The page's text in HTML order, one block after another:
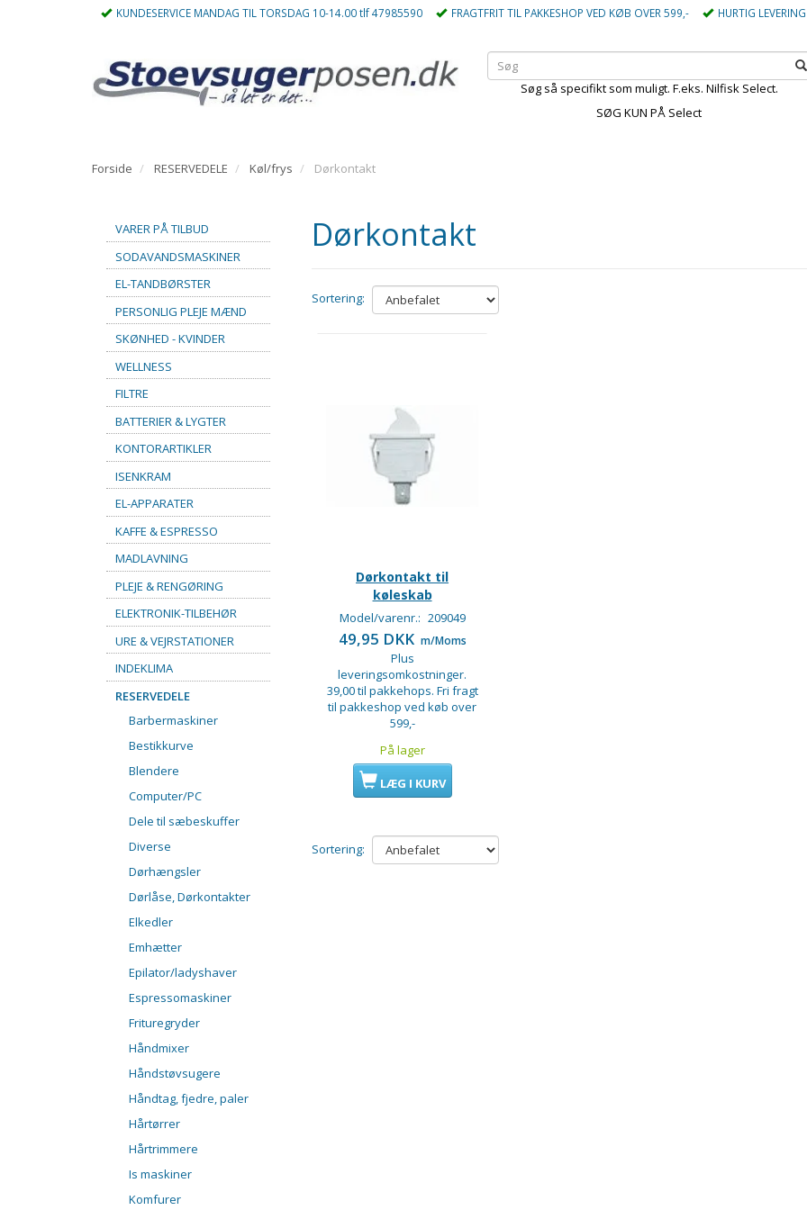
KUNDESERVICE MANDAG TIL TORSDAG 10-14.00 tlf 47985590 FRAGTFRIT TIL PAKKESHOP VED KØB OVER 599,- HURTIG LEVERING
Søg så specifikt som muligt. F.eks. Nilfisk Select.
SØG KUN PÅ Select
Forside RESERVEDELE Køl/frys Dørkontakt
VARER PÅ TILBUD
SODAVANDSMASKINER
EL-TANDBØRSTER
PERSONLIG PLEJE MÆND
SKØNHED - KVINDER
WELLNESS
FILTRE
BATTERIER & LYGTER
KONTORARTIKLER
ISENKRAM
EL-APPARATER
KAFFE & ESPRESSO
MADLAVNING
PLEJE & RENGØRING
ELEKTRONIK-TILBEHØR
URE & VEJRSTATIONER
INDEKLIMA
RESERVEDELE
Barbermaskiner
Bestikkurve
Blendere
Computer/PC
Dele til sæbeskuffer
Diverse
Dørhængsler
Dørlåse, Dørkontakter
Elkedler
Emhætter
Epilator/ladyshaver
Espressomaskiner
Frituregryder
Håndmixer
Håndstøvsugere
Håndtag, fjedre, paler
Hårtørrer
Hårtrimmere
Is maskiner
Komfurer
Dørkontakt
Sortering:
Dørkontakt til
køleskab
Model/varenr.: 209049
49,95 DKK m/Moms
Plus
leveringsomkostninger.
39,00 til pakkehops. Fri fragt
til pakkeshop ved køb over
599,-
På lager
LÆG I KURV
Sortering: